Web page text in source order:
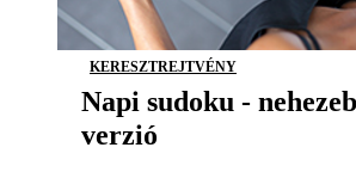
KERESZTREJTVÉNY
Napi sudoku -
verzió